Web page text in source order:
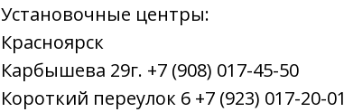
Установочные центры:
Красноярск
Карбышева 29г. +7 (908) 017-45-50
Короткий переулок 6 +7 (923) 017-20-01